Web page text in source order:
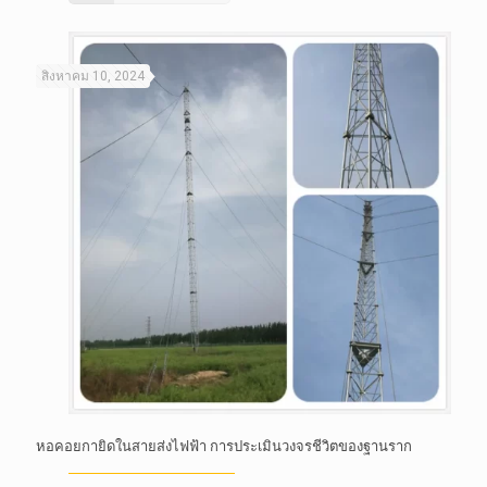
สิงหาคม 10, 2024
หอคอยกายิดในสายส่งไฟฟ้า การประเมินวงจรชีวิตของฐานราก